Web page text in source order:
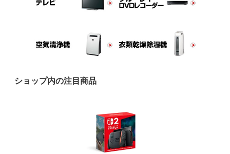
ショップ内の注目商品